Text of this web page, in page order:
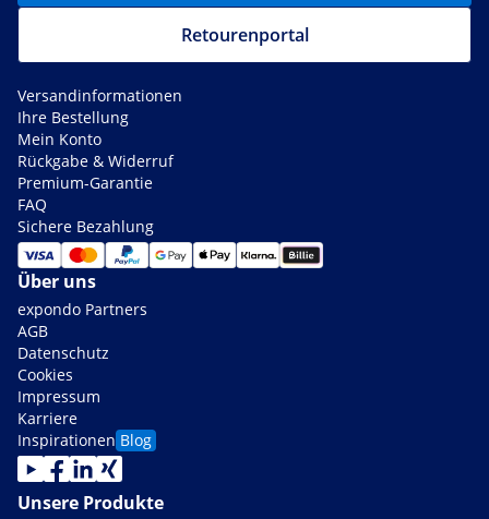
Retourenportal
Versandinformationen
Ihre Bestellung
Mein Konto
Rückgabe & Widerruf
Premium-Garantie
FAQ
Sichere Bezahlung
Über uns
expondo Partners
AGB
Datenschutz
Cookies
Impressum
Karriere
Inspirationen Blog
Unsere Produkte